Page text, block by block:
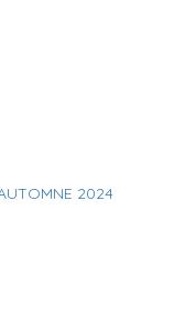
2024